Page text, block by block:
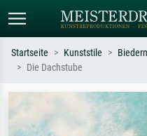
Suchen Sie nach Künstlern, Werktiteln
oder Stilen – z.B. Monet,
Sternennacht, Impressionismus, Welle
Startseite Kunststile
Die Dachstube